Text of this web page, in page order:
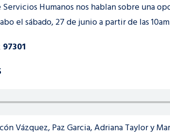
Humanos nos hablan sobre una
el sábado, 27 de junio a partir de las
Vázquez, Paz Garcia, Adriana Taylor y